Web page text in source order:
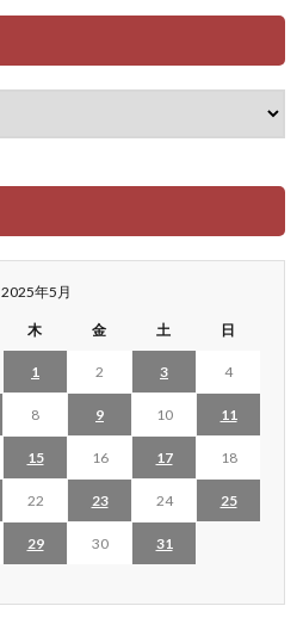
2025年5月
木 金 土 日
1 2 3 4
8 9 10 11
15 16 17 18
22 23 24 25
29 30
31